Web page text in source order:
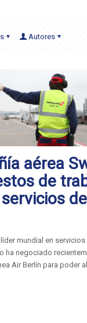
Autores
aérea
de
de
mundial en servicios
ha negociado
Air Berlín para poder